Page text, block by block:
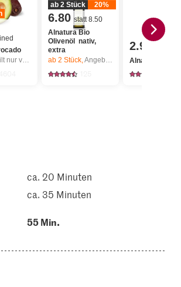
Angebot gilt nur vom 6.8. bis 12.8.2026, solange Vorrat.
ab 2 Stück 20%
6.80 statt 8.50
Alnatura Bio
Olivenöl nativ,
extra
ab 2 Stück,Angebot gilt nur vom 6.8. bis 12.8.2026, solange Vorrat.
2.95
Alnatura Bio
ca. 20 Minuten
ca. 35 Minuten
55 Min.